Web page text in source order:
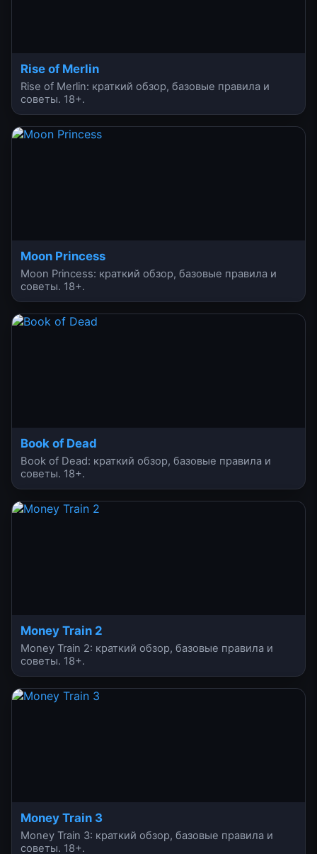
Rise of Merlin
Rise of Merlin: краткий обзор, базовые правила и
советы. 18+.
Moon Princess
Moon Princess: краткий обзор, базовые правила и
советы. 18+.
Book of Dead
Book of Dead: краткий обзор, базовые правила и
советы. 18+.
Money Train 2
Money Train 2: краткий обзор, базовые правила и
советы. 18+.
Money Train 3
Money Train 3: краткий обзор, базовые правила и
советы. 18+.